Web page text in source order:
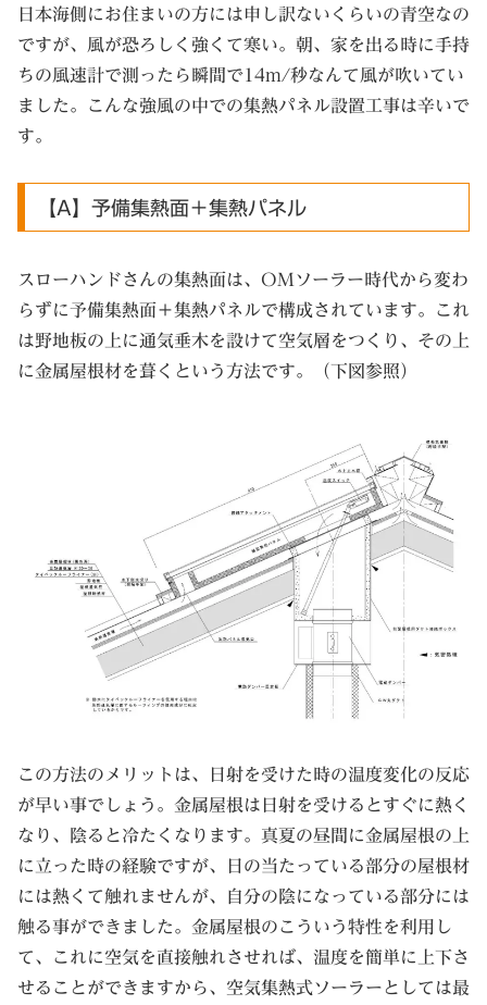
日本海側にお住まいの方には申し訳ないくらいの青空なの
ですが、風が恐ろしく強くて寒い。朝、家を出る時に手持
ちの風速計で測ったら瞬間で14m/秒なんて風が吹いてい
ました。こんな強風の中での集熱パネル設置工事は辛いで
す。
【A】予備集熱面＋集熱パネル
スローハンドさんの集熱面は、OMソーラー時代から変わ
らずに予備集熱面＋集熱パネルで構成されています。これ
は野地板の上に通気垂木を設けて空気層をつくり、その上
に金属屋根材を葺くという方法です。（下図参照）
この方法のメリットは、日射を受けた時の温度変化の反応
が早い事でしょう。金属屋根は日射を受けるとすぐに熱く
なり、陰ると冷たくなります。真夏の昼間に金属屋根の上
に立った時の経験ですが、日の当たっている部分の屋根材
には熱くて触れませんが、自分の陰になっている部分には
触る事ができました。金属屋根のこういう特性を利用し
て、これに空気を直接触れさせれば、温度を簡単に上下さ
せることができますから、空気集熱式ソーラーとしては最